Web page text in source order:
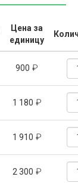
Цена за
единицу
900 ₽
1 180 ₽
1 910 ₽
2 300 ₽